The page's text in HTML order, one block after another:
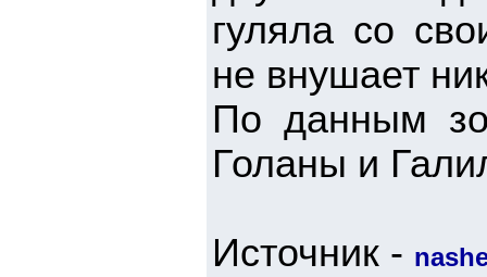
гуляла со
не внушает
По данным
Голаны и
Источник -